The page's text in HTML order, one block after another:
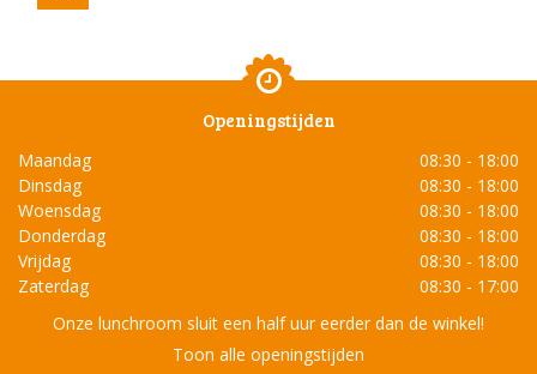
Openingstijden
Maandag
08:30 - 18:00
Dinsdag
08:30 - 18:00
Woensdag
08:30 - 18:00
Donderdag
08:30 - 18:00
Vrijdag
08:30 - 18:00
Zaterdag
08:30 - 17:00
Onze lunchroom sluit een half uur eerder dan de winkel!
Toon alle openingstijden